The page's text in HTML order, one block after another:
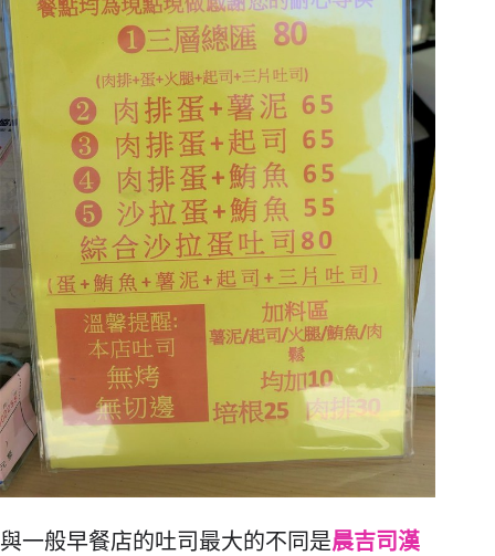
與一般早餐店的吐司最大的不同是晨吉司漢